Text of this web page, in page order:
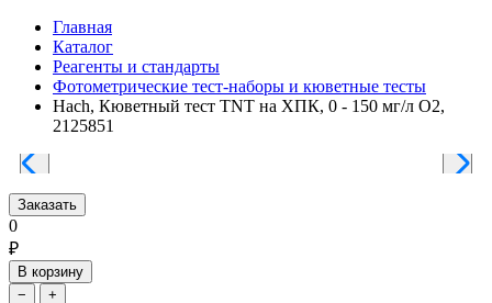
Главная
Каталог
Реагенты и стандарты
Фотометрические тест-наборы и кюветные тесты
Hach, Кюветный тест TNT на ХПК, 0 - 150 мг/л О2,
2125851
Заказать
0
₽
В корзину
−
+